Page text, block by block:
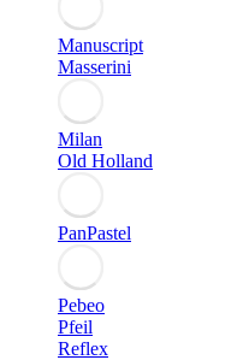
Manuscript
Masserini
Milan
Old Holland
PanPastel
Pebeo
Pfeil
Reflex